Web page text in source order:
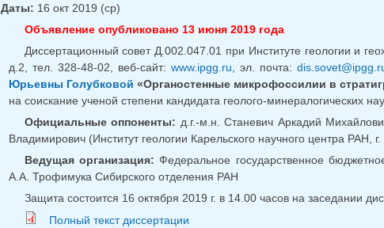
Даты: 16 окт 2019 (ср)
Объявление опубликовано 13 июня 2019 года
Диссертационный совет Д.002.047.01 при Институте геологии и
д.2, тел. 328-48-02, веб-сайт: www.ipgg.ru, эл. почта:
Юрьевны Голубковой «Органостенные микрофоссилии в
на соискание ученой степени кандидата геолого-минералогических
Официальные оппоненты: д.г.-м.н. Станевич Аркадий
Владимирович (Институт геологии Карельского научного центра РАН, г.
Ведущая организация:Федеральное государственное
А.А. Трофимука Сибирского отделения РАН
Защита состоится 16 октября 2019 г. в 14.00 часов на заседании
Полный текст диссертации